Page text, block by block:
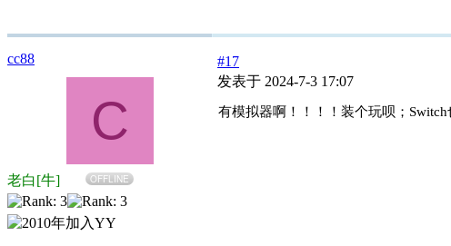
cc88
C
老白[牛] OFFLINE
#17
发表于 2024-7-3 17:07
有模拟器啊！！！！装个玩呗；